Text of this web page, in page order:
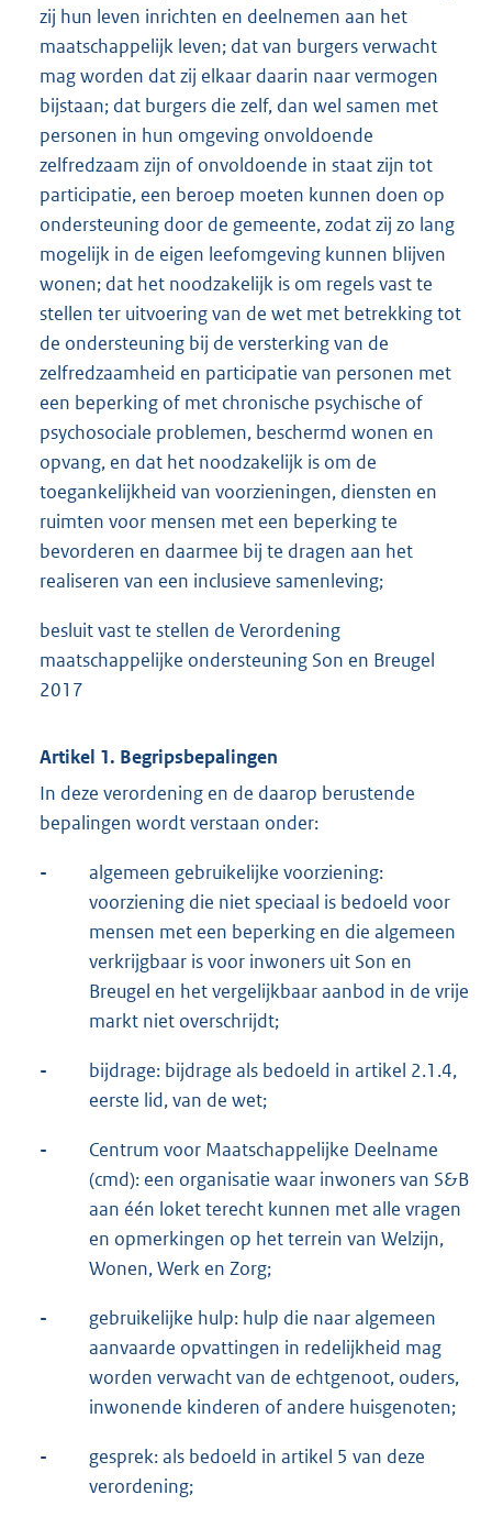
zij hun leven inrichten en deelnemen aan het
maatschappelijk leven; dat van burgers verwacht
mag worden dat zij elkaar daarin naar vermogen
bijstaan; dat burgers die zelf, dan wel samen met
personen in hun omgeving onvoldoende
zelfredzaam zijn of onvoldoende in staat zijn tot
participatie, een beroep moeten kunnen doen op
ondersteuning door de gemeente, zodat zij zo lang
mogelijk in de eigen leefomgeving kunnen blijven
wonen; dat het noodzakelijk is om regels vast te
stellen ter uitvoering van de wet met betrekking tot
de ondersteuning bij de versterking van de
zelfredzaamheid en participatie van personen met
een beperking of met chronische psychische of
psychosociale problemen, beschermd wonen en
opvang, en dat het noodzakelijk is om de
toegankelijkheid van voorzieningen, diensten en
ruimten voor mensen met een beperking te
bevorderen en daarmee bij te dragen aan het
realiseren van een inclusieve samenleving;
besluit vast te stellen de Verordening
maatschappelijke ondersteuning Son en Breugel
2017
Artikel 1. Begripsbepalingen
In deze verordening en de daarop berustende
bepalingen wordt verstaan onder:
-
algemeen gebruikelijke voorziening:
voorziening die niet speciaal is bedoeld voor
mensen met een beperking en die algemeen
verkrijgbaar is voor inwoners uit Son en
Breugel en het vergelijkbaar aanbod in de vrije
markt niet overschrijdt;
-
bijdrage: bijdrage als bedoeld in artikel 2.1.4,
eerste lid, van de wet;
-
Centrum voor Maatschappelijke Deelname
(cmd): een organisatie waar inwoners van S&B
aan één loket terecht kunnen met alle vragen
en opmerkingen op het terrein van Welzijn,
Wonen, Werk en Zorg;
-
gebruikelijke hulp: hulp die naar algemeen
aanvaarde opvattingen in redelijkheid mag
worden verwacht van de echtgenoot, ouders,
inwonende kinderen of andere huisgenoten;
-
gesprek: als bedoeld in artikel 5 van deze
verordening;